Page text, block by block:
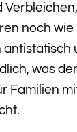
noch wie
antistatisch
was
Familien